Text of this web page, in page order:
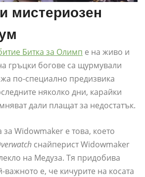
мистериозен
Битка за Олимп е на живо и
гръцки богове са щурмували
по-специално предизвика
няколко дни, карайки
дали плащат за недостатък.
Widowmaker е това, което
снайперист Widowmaker
на Медуза. Тя придобива
е, че кичурите на косата